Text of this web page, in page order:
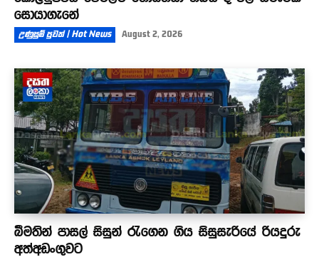
සොයාගැනේ
උණුසුම් පුවත් | Hot News August 2, 2026
බීමතින් පාසල් සිසුන් රැගෙන ගිය සිසුසැරියේ රියදුරු
අත්අඩංගුවට